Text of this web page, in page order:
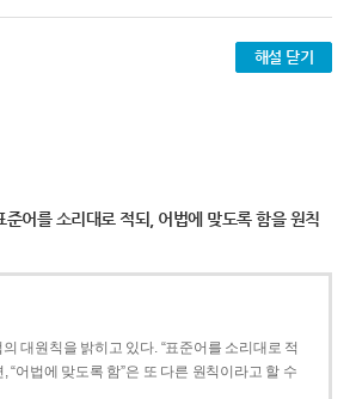
해설 닫기
준어를 소리대로 적되, 어법에 맞도록 함을 원칙
대원칙을 밝히고 있다. “표준어를 소리대로 적
“어법에 맞도록 함”은 또 다른 원칙이라고 할 수